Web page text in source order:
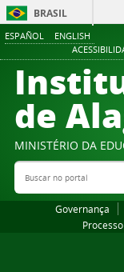
ESPAÑOL ENGLISH
BRASIL
de
MINISTÉRIO DA
Buscar no portal
Governança